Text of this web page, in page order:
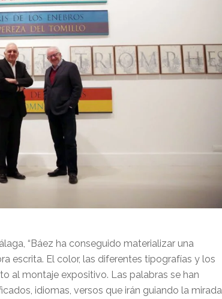
“Báez ha conseguido materializar una
escrita. El color, las diferentes tipografías y los
al montaje expositivo. Las palabras se han
idiomas, versos que irán guiando la mirada